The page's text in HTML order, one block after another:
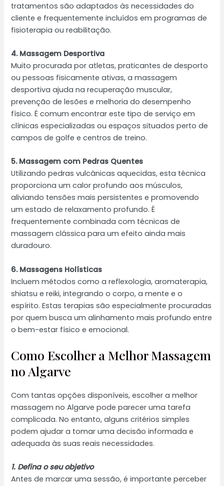
tratamentos são adaptados às necessidades do
cliente e frequentemente incluídos em programas de
fisioterapia ou reabilitação.
4. Massagem Desportiva
Muito procurada por atletas, praticantes de desporto
ou pessoas fisicamente ativas, a massagem
desportiva ajuda na recuperação muscular,
prevenção de lesões e melhoria do desempenho
físico. É comum encontrar este tipo de serviço em
clínicas especializadas ou espaços situados perto de
campos de golfe e centros de treino.
5. Massagem com Pedras Quentes
Utilizando pedras vulcânicas aquecidas, esta técnica
proporciona um calor profundo aos músculos,
aliviando tensões mais persistentes e promovendo
um estado de relaxamento profundo. É
frequentemente combinada com técnicas de
massagem clássica para um efeito ainda mais
duradouro.
6. Massagens Holísticas
Incluem métodos como a reflexologia, aromaterapia,
shiatsu e reiki, integrando o corpo, a mente e o
espírito. Estas terapias são especialmente procuradas
por quem busca um alinhamento mais profundo entre
o bem-estar físico e emocional.
Como Escolher a Melhor Massagem
no Algarve
Com tantas opções disponíveis, escolher a melhor
massagem no Algarve pode parecer uma tarefa
complicada. No entanto, alguns critérios simples
podem ajudar a tomar uma decisão informada e
adequada às suas reais necessidades.
1. Defina o seu objetivo
Antes de marcar uma sessão, é importante perceber